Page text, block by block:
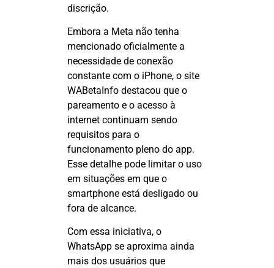
discrição.
Embora a Meta não tenha
mencionado oficialmente a
necessidade de conexão
constante com o iPhone, o site
WABetaInfo destacou que o
pareamento e o acesso à
internet continuam sendo
requisitos para o
funcionamento pleno do app.
Esse detalhe pode limitar o uso
em situações em que o
smartphone está desligado ou
fora de alcance.
Com essa iniciativa, o
WhatsApp se aproxima ainda
mais dos usuários que